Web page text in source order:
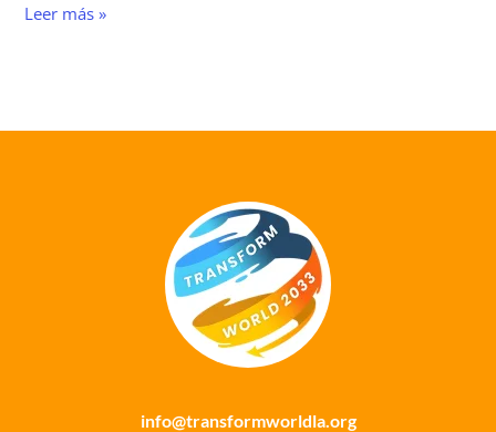
Leer más »
info@transformworldla.org